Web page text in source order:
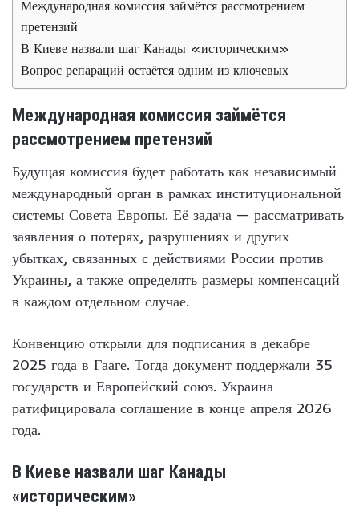
Международная комиссия займётся рассмотрением
претензий
В Киеве назвали шаг Канады «историческим»
Вопрос репараций остаётся одним из ключевых
Международная комиссия займётся
рассмотрением претензий
Будущая комиссия будет работать как независимый
международный орган в рамках институциональной
системы Совета Европы. Её задача — рассматривать
заявления о потерях, разрушениях и других
убытках, связанных с действиями России против
Украины, а также определять размеры компенсаций
в каждом отдельном случае.
Конвенцию открыли для подписания в декабре
2025 года в Гааге. Тогда документ поддержали 35
государств и Европейский союз. Украина
ратифицировала соглашение в конце апреля 2026
года.
В Киеве назвали шаг Канады
«историческим»